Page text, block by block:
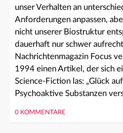
unser Verhalten an
Anforderungen anpassen,
nicht unserer Biostruktur
dauerhaft nur schwer
Nachrichtenmagazin Focus
1994 einen Artikel, der sich
Science-Fiction las: „Glück
Psychoaktive Substanzen
0 KOMMENTARE